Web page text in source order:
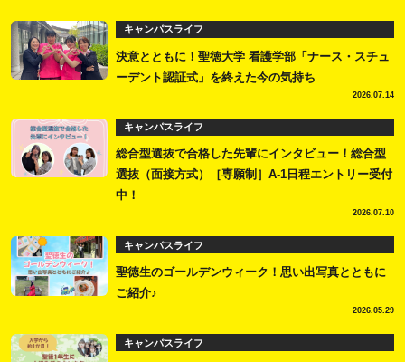
キャンパスライフ
決意とともに！聖徳大学 看護学部「ナース・スチュ
ーデント認証式」を終えた今の気持ち
2026.07.14
キャンパスライフ
総合型選抜で合格した先輩にインタビュー！総合型
選抜（面接方式）［専願制］A-1日程エントリー受付
中！
2026.07.10
キャンパスライフ
聖徳生のゴールデンウィーク！思い出写真とともに
ご紹介♪
2026.05.29
キャンパスライフ